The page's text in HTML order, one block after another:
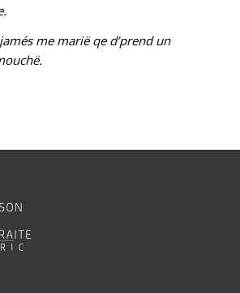
me marië qe d’prend un